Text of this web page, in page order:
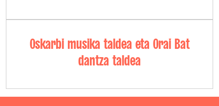
Oskarbi musika taldea eta Orai Bat
dantza taldea